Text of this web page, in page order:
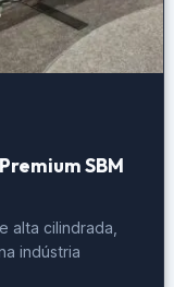
SBM
alta cilindrada,
indústria